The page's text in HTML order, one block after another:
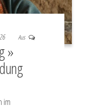
Aus
»
im